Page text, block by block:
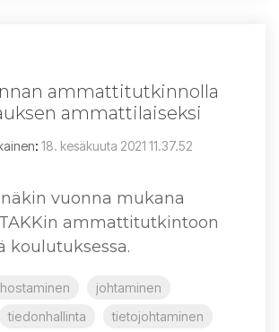
ammattitutkinnolla
ammattilaiseksi
: 18. kesäkuuta 2021 11.37.52
vuonna mukana
ammattitutkintoon
koulutuksessa.
johtaminen
tiedonhallinta tietojohtaminen